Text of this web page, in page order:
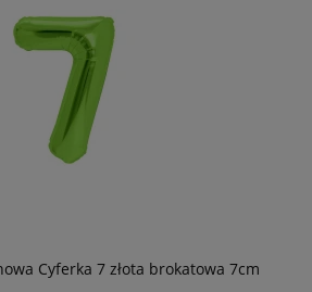
Cyferka 7 złota brokatowa 7cm